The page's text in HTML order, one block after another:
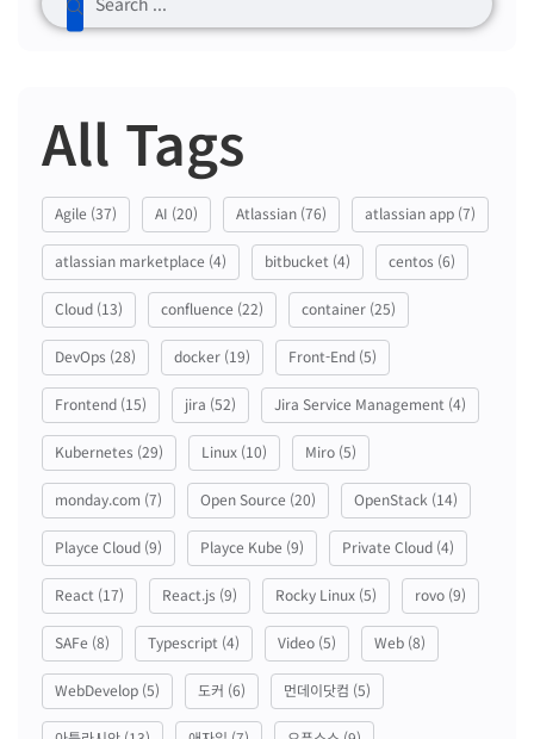
All Tags
Agile (37) AI (20) Atlassian (76) atlassian app (7)
atlassian marketplace (4) bitbucket (4) centos (6)
Cloud (13) confluence (22) container (25)
DevOps (28) docker (19) Front-End (5)
Frontend (15) jira (52) Jira Service Management (4)
Kubernetes (29) Linux (10) Miro (5)
monday.com (7) Open Source (20) OpenStack (14)
Playce Cloud (9) Playce Kube (9) Private Cloud (4)
React (17) React.js (9) Rocky Linux (5) rovo (9)
SAFe (8) Typescript (4) Video (5) Web (8)
WebDevelop (5) 도커 (6) 먼데이닷컴 (5)